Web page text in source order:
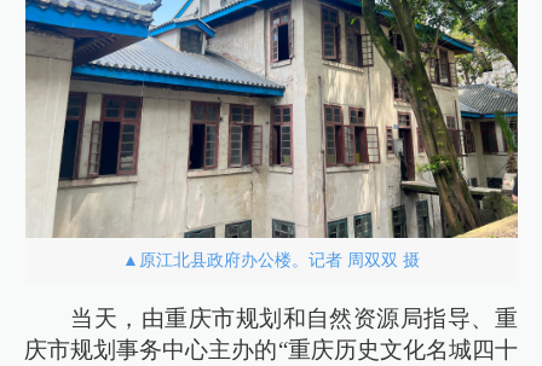
▲原江北县政府办公楼。记者 周双双 摄
当天，由重庆市规划和自然资源局指导、重
庆市规划事务中心主办的“重庆历史文化名城四十